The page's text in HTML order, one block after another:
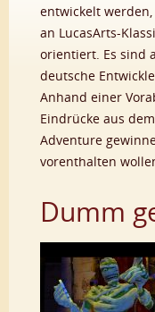
entwickelt
an LucasArts-
orientiert. Es sind
deutsche
Anhand einer
Eindrücke aus
Adventure
vorenthalten
Dumm